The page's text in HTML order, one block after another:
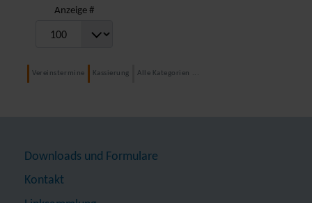
Anzeige #
Vereinstermine Kassierung Alle Kategorien ...
Downloads und Formulare
Kontakt